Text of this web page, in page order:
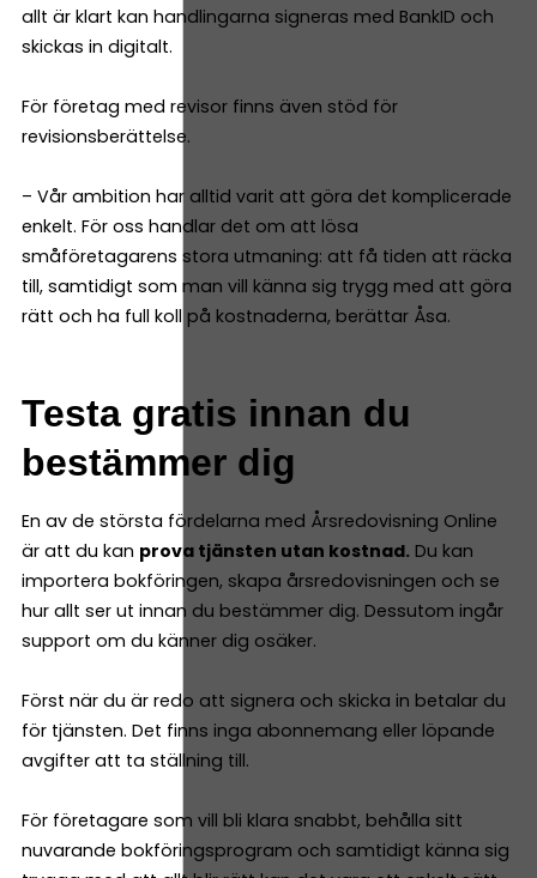
allt är klart kan handlingarna signeras med BankID och
skickas in digitalt.
För företag med revisor finns även stöd för
revisionsberättelse.
– Vår ambition har alltid varit att göra det komplicerade
enkelt. För oss handlar det om att lösa
småföretagarens stora utmaning: att få tiden att räcka
till, samtidigt som man vill känna sig trygg med att göra
rätt och ha full koll på kostnaderna, berättar Åsa.
Testa gratis innan du
bestämmer dig
En av de största fördelarna med Årsredovisning Online
är att du kan prova tjänsten utan kostnad. Du kan
importera bokföringen, skapa årsredovisningen och se
hur allt ser ut innan du bestämmer dig. Dessutom ingår
support om du känner dig osäker.
Först när du är redo att signera och skicka in betalar du
för tjänsten. Det finns inga abonnemang eller löpande
avgifter att ta ställning till.
För företagare som vill bli klara snabbt, behålla sitt
nuvarande bokföringsprogram och samtidigt känna sig